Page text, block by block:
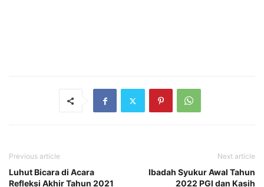
Previous article
Luhut Bicara di Acara
Refleksi Akhir Tahun 2021
Next article
Ibadah Syukur Awal Tahun
2022 PGI dan Kasih